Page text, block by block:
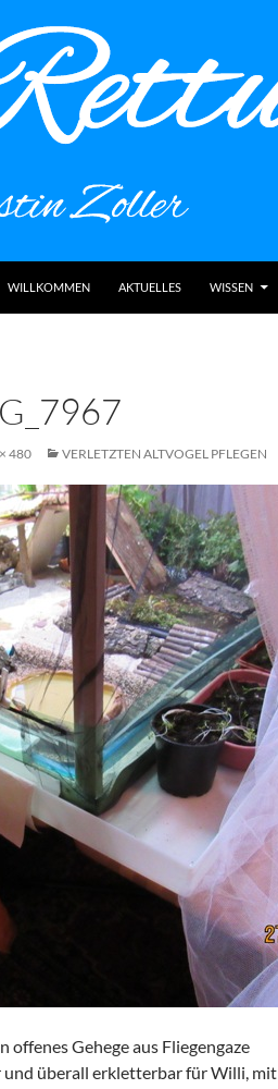
WILLKOMMEN AKTUELLES WISSEN
480 VERLETZTEN ALTVOGEL PFLEGEN
offenes Gehege aus Fliegengaze
und überall erkletterbar für Willi, mit